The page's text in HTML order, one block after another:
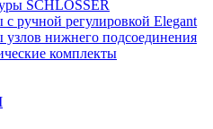
SCHLOSSER
ручной регулировкой Elegant
нижнего подсоединения
комплекты